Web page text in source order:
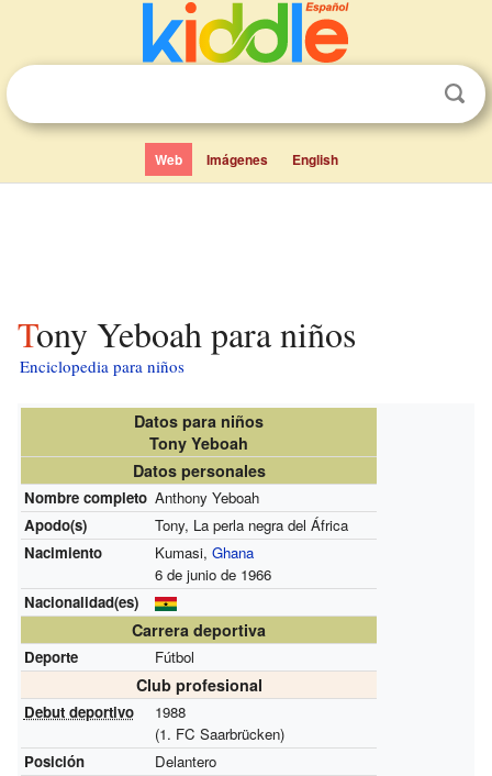
Web Imágenes English
Tony Yeboah para niños
Enciclopedia para niños
Datos para niños
Tony Yeboah
Datos personales
Nombre completo Anthony Yeboah
Apodo(s)
Tony, La perla negra del África
Nacimiento
Kumasi, Ghana
6 de junio de 1966
Nacionalidad(es)
Carrera deportiva
Deporte Fútbol
Club profesional
Debut deportivo
1988
(1. FC Saarbrücken)
Posición
Delantero